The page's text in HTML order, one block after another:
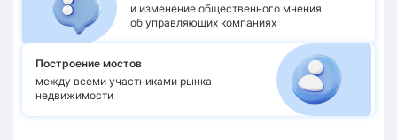
и изменение общественного мнения
об управляющих компаниях
Построение мостов
между всеми участниками рынка
недвижимости